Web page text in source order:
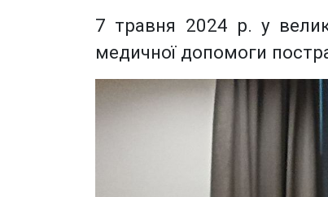
7 травня 2024 р. у
медичної допомоги